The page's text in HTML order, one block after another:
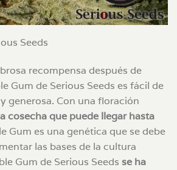
Seeds
recompensa después de
Gum de Serious Seeds es fácil de
generosa. Con una floración
cosecha que puede llegar hasta
Gum es una genética que se debe
las bases de la cultura
Gum de Serious Seeds se ha